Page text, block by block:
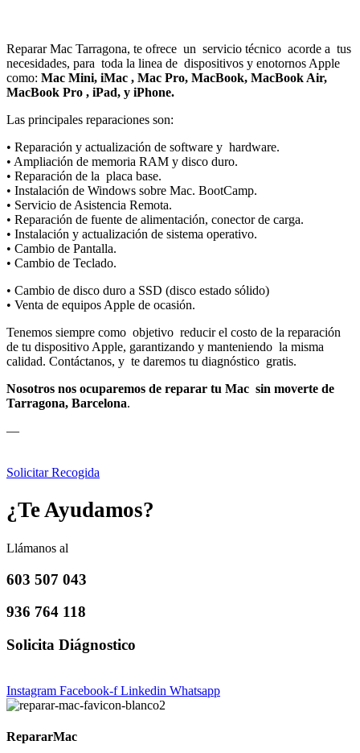
Reparar Mac Tarragona, te ofrece un servicio técnico acorde a tus
necesidades, para toda la linea de dispositivos y enotornos Apple
como: Mac Mini, iMac , Mac Pro, MacBook, MacBook Air,
MacBook Pro , iPad, y iPhone.
Las principales reparaciones son:
• Reparación y actualización de software y hardware.
• Ampliación de memoria RAM y disco duro.
• Reparación de la placa base.
• Instalación de Windows sobre Mac. BootCamp.
• Servicio de Asistencia Remota.
• Reparación de fuente de alimentación, conector de carga.
• Instalación y actualización de sistema operativo.
• Cambio de Pantalla.
• Cambio de Teclado.
• Cambio de disco duro a SSD (disco estado sólido)
• Venta de equipos Apple de ocasión.
Tenemos siempre como objetivo reducir el costo de la reparación
de tu dispositivo Apple, garantizando y manteniendo la misma
calidad. Contáctanos, y te daremos tu diagnóstico gratis.
Nosotros nos ocuparemos de reparar tu Mac sin moverte de
Tarragona, Barcelona.
—
Solicitar Recogida
¿Te Ayudamos?
Llámanos al
603 507 043
936 764 118
Solicita Diágnostico
Instagram Facebook-f Linkedin Whatsapp
RepararMac